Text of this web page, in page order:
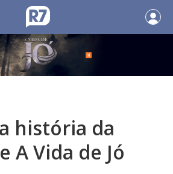
história da
A Vida de Jó